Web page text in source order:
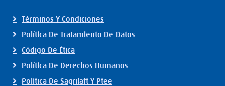
Términos Y Condiciones
Política De Tratamiento De Datos
Código De Ética
Política De Derechos Humanos
Política De Sagrilaft Y Ptee